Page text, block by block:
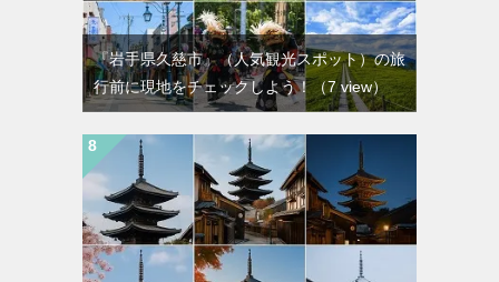
『岩手県久慈市』（人気観光スポット）の旅
行前に現地をチェックしよう！ （7 view）